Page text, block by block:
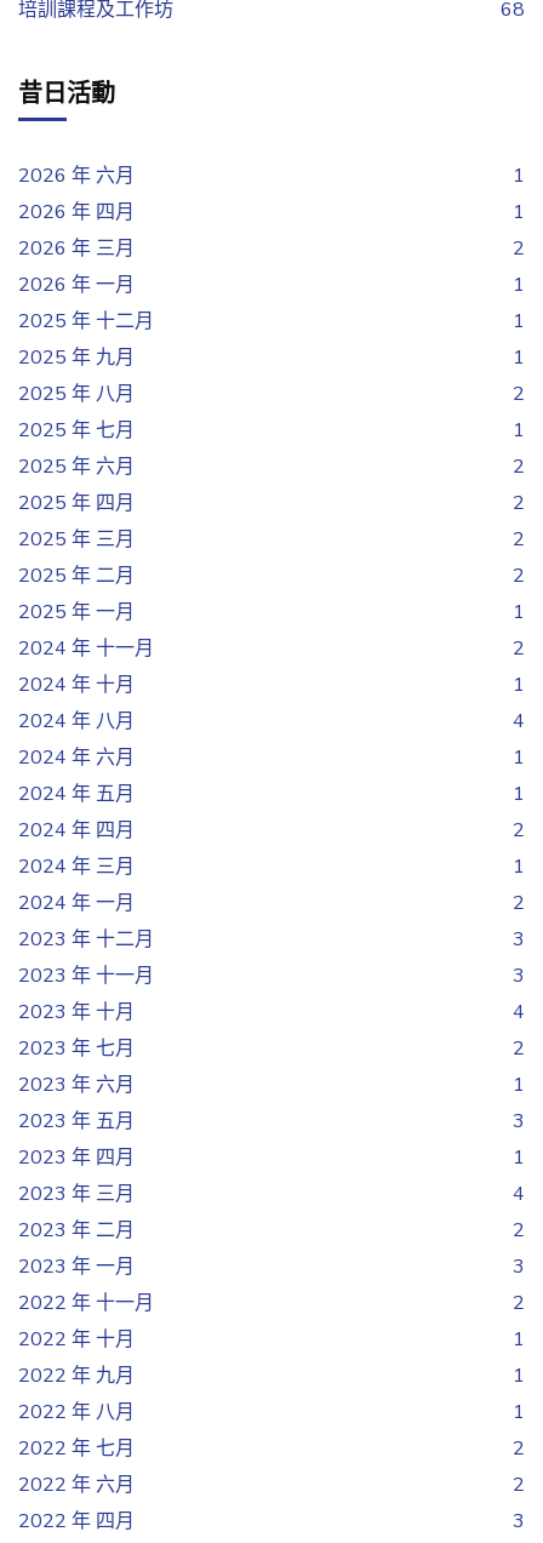
培訓課程及工作坊 68
昔日活動
2026 年 六月
1
2026 年 四月
1
2026 年 三月
2
2026 年 一月
1
2025 年 十二月
1
2025 年 九月
1
2025 年 八月
2
2025 年 七月
1
2025 年 六月
2
2025 年 四月
2
2025 年 三月
2
2025 年 二月
2
2025 年 一月
1
2024 年 十一月
2
2024 年 十月
1
2024 年 八月
4
2024 年 六月
1
2024 年 五月
1
2024 年 四月
2
2024 年 三月
1
2024 年 一月
2
2023 年 十二月
3
2023 年 十一月
3
2023 年 十月
4
2023 年 七月
2
2023 年 六月
1
2023 年 五月
3
2023 年 四月
1
2023 年 三月
4
2023 年 二月
2
2023 年 一月
3
2022 年 十一月
2
2022 年 十月
1
2022 年 九月
1
2022 年 八月
1
2022 年 七月
2
2022 年 六月
2
2022 年 四月
3